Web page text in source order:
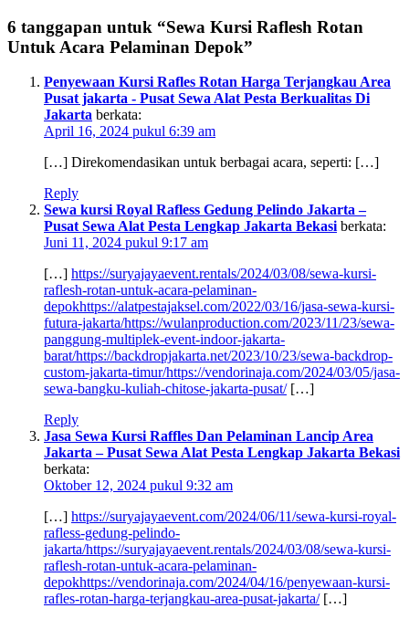
6 tanggapan untuk “Sewa Kursi Raflesh Rotan
Untuk Acara Pelaminan Depok”
Penyewaan Kursi Rafles Rotan Harga Terjangkau Area
Pusat jakarta - Pusat Sewa Alat Pesta Berkualitas Di
Jakarta berkata:
April 16, 2024 pukul 6:39 am
[…] Direkomendasikan untuk berbagai acara, seperti: […]
Reply
Sewa kursi Royal Rafless Gedung Pelindo Jakarta –
Pusat Sewa Alat Pesta Lengkap Jakarta Bekasi berkata:
Juni 11, 2024 pukul 9:17 am
[…] https://suryajayaevent.rentals/2024/03/08/sewa-kursi-
raflesh-rotan-untuk-acara-pelaminan-
depokhttps://alatpestajaksel.com/2022/03/16/jasa-sewa-kursi-
futura-jakarta/https://wulanproduction.com/2023/11/23/sewa-
panggung-multiplek-event-indoor-jakarta-
barat/https://backdropjakarta.net/2023/10/23/sewa-backdrop-
custom-jakarta-timur/https://vendorinaja.com/2024/03/05/jasa-
sewa-bangku-kuliah-chitose-jakarta-pusat/[…]
Reply
Jasa Sewa Kursi Raffles Dan Pelaminan Lancip Area
Jakarta – Pusat Sewa Alat Pesta Lengkap Jakarta Bekasi
berkata:
Oktober 12, 2024 pukul 9:32 am
[…] https://suryajayaevent.com/2024/06/11/sewa-kursi-royal-
rafless-gedung-pelindo-
jakarta/https://suryajayaevent.rentals/2024/03/08/sewa-kursi-
raflesh-rotan-untuk-acara-pelaminan-
depokhttps://vendorinaja.com/2024/04/16/penyewaan-kursi-
rafles-rotan-harga-terjangkau-area-pusat-jakarta/[…]